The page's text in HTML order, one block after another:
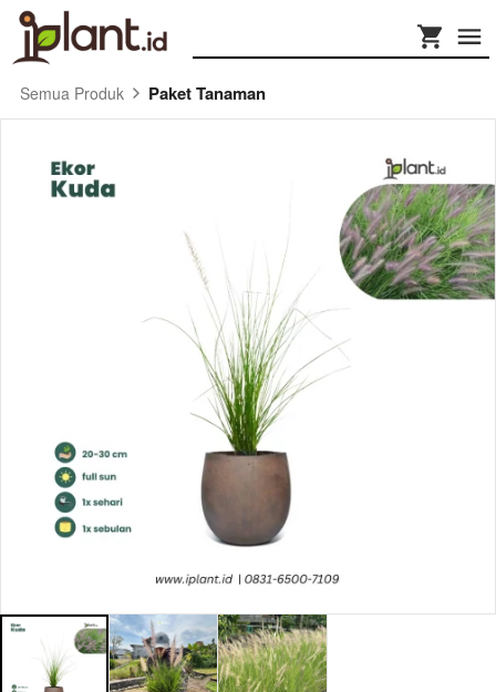
Semua Produk Paket Tanaman